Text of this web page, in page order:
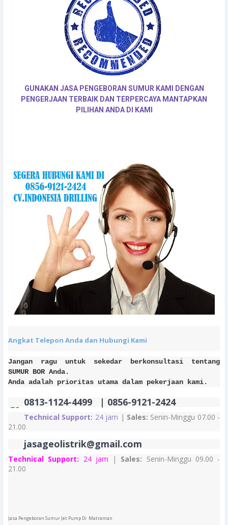
GUNAKAN JASA PENGEBORAN SUMUR KAMI DENGAN
PENGERJAAN TERBAIK DAN TERPERCAYA MANTAPKAN
PILIHAN ANDA DI KAMI
Angkat Telepon Anda dan Hubungi Kami
Jangan ragu untuk sekedar berkonsultasi tentang
SUMUR BOR Anda.
Anda adalah prioritas utama dalam pekerjaan kami.
0813-1124-4499 | 0856-9121-2424
Technical Support: 24 jam | Sales: Senin-Minggu 07.00 -
21.00
jasageolistrik@gmail.com
Technical Support: 24 jam | Sales: Senin-Minggu 09.00 -
21.00
Jasa Pengeboran Sumur Jet Pump Di Matraman